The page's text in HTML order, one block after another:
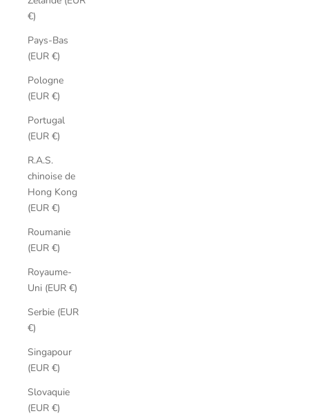
€)
Pays-Bas
(EUR €)
Pologne
(EUR €)
Portugal
(EUR €)
R.A.S.
chinoise de
Hong Kong
(EUR €)
Roumanie
(EUR €)
Royaume-
Uni (EUR €)
Serbie (EUR
€)
Singapour
(EUR €)
Slovaquie
(EUR €)